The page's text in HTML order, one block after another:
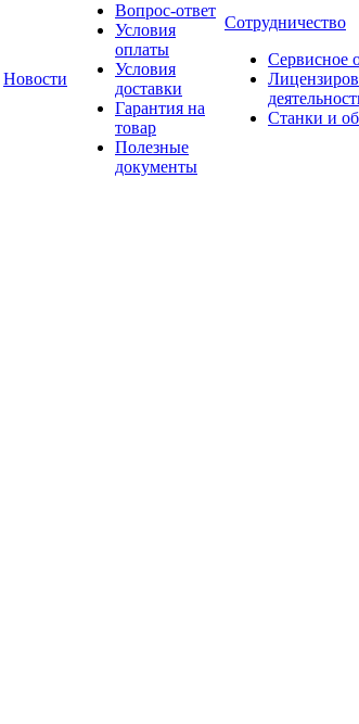
Новости
Вопрос-ответ
Условия
оплаты
Условия
доставки
Гарантия на
товар
Полезные
документы
Сотрудничество
Сервисное
Станки и